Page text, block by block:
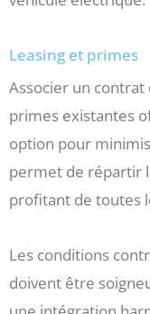
Leasing et primes
Associer un contrat
primes existantes
option pour
permet de répartir
profitant de toutes
Les conditions
doivent être